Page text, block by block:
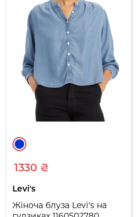
1330 ₴
Levi's
Жіноча блуза Levi's на